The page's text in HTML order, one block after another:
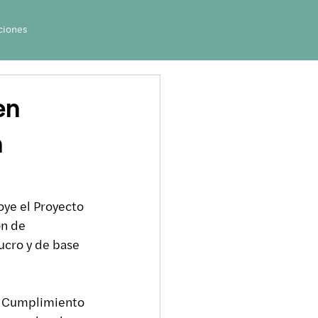
el Proyecto
de
y de base
Cumplimiento